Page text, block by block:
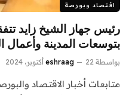
اقتصاد وبورصة
رئيس جهاز الشيخ زايد
بتوسعات المدينة وأعمال
بواسطة eshraag 22 أكتوبر، 2024
متابعات أخبار الاقتصاد